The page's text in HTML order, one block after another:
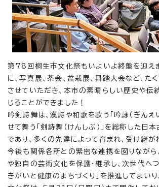
第78回桐生市文化祭もいよいよ終盤を迎えま
に、写真展、茶会、盆栽展、舞踏大会など、た
させていただき、本市の素晴らしい歴史や伝
じることができました！
吟剣詩舞は、漢詩や和歌を歌う「吟詠（ぎんえ
せて舞う「剣詩舞（けんしぶ）」を総称した日
であり、多くの先達によって育まれ、受け継が
今後も関係各所との緊密な連携を図りながら
や独自の芸術文化を保護・継承し、次世代へつ
きがいと健康のまちづくり」を推進してまいり